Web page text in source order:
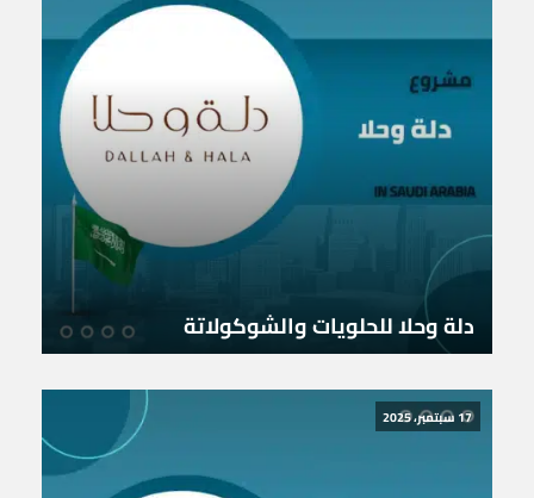
دلة وحلا للحلويات والشوكولاتة
17 سبتمبر، 2025